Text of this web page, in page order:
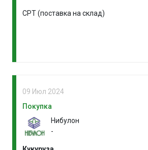
CPT (поставка на склад)
09 Июл 2024
Покупка
Нибулон
-